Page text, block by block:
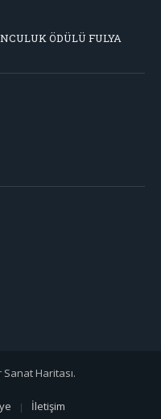
ÖDÜLÜ FULYA
Haritası.
İletişim